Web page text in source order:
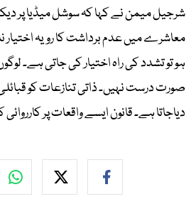
شرجیل میمن نے کہا کہ سوشل میڈیا پر
معاشرے میں عدم برداشت کا رویہ اختیار
ہو تو تشدد کی راہ اختیار کی جاتی ہے۔
صورت درست نہیں۔ ذاتی تنازعات کو
دیاجاتا ہے۔ قانون ایسے واقعات پر